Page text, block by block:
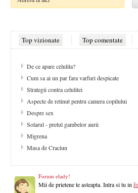
Top vizionate Top comentate
De ce apare celulita?
Cum sa ai un par fara varfuri despicate
Strategii contra celulitei
Aspecte de retinut pentru camera copilului
Despre sex
Solarul - pretul gambelor aurii
Migrena
Masa de Craciun
Forum elady!
Mii de prietene te asteapta. Intra si tu in